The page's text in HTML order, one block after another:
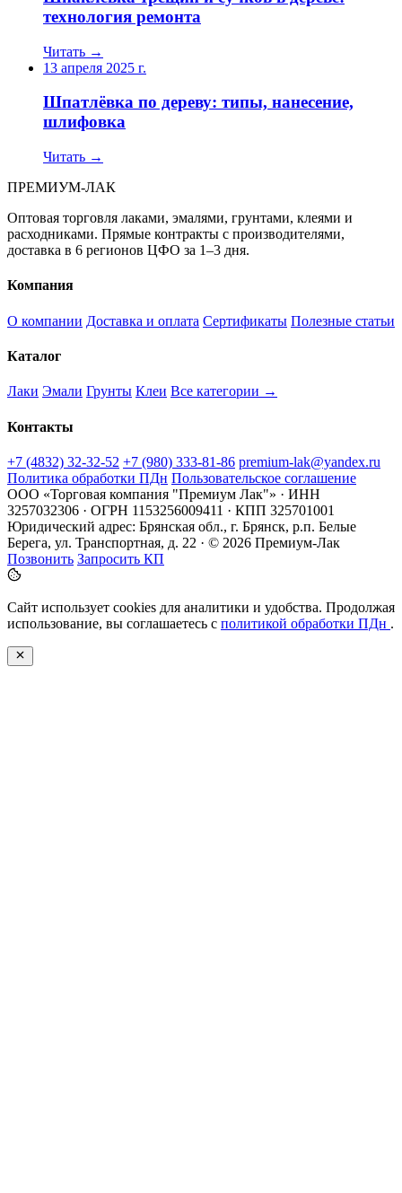
технология ремонта
Читать →
13 апреля 2025 г.
Шпатлёвка по дереву: типы, нанесение,
шлифовка
Читать →
ПРЕМИУМ-ЛАК
Оптовая торговля лаками, эмалями, грунтами, клеями и
расходниками. Прямые контракты с производителями,
доставка в 6 регионов ЦФО за 1–3 дня.
Компания
О компании Доставка и оплата Сертификаты Полезные статьи
Каталог
Лаки Эмали Грунты Клеи Все категории →
Контакты
+7 (4832) 32-32-52 +7 (980) 333-81-86 premium-lak@yandex.ru
Политика обработки ПДн Пользовательское соглашение
ООО «Торговая компания "Премиум Лак"» · ИНН
3257032306 · ОГРН 1153256009411 · КПП 325701001
Юридический адрес: Брянская обл., г. Брянск, р.п. Белые
Берега, ул. Транспортная, д. 22 · © 2026 Премиум-Лак
Позвонить Запросить КП
Сайт использует cookies для аналитики и удобства. Продолжая
использование, вы соглашаетесь с политикой обработки ПДн .